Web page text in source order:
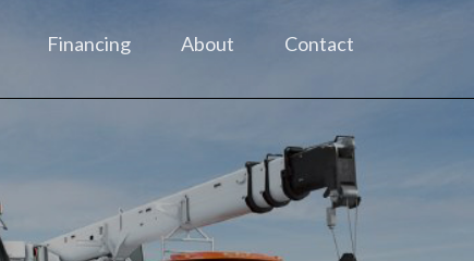
Financing About Contact